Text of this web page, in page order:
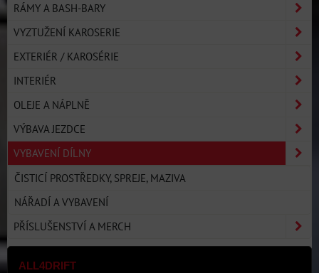
RÁMY A BASH-BARY
VYZTUŽENÍ KAROSERIE
EXTERIÉR / KAROSÉRIE
INTERIÉR
OLEJE A NÁPLNĚ
VÝBAVA JEZDCE
VYBAVENÍ DÍLNY
ČISTICÍ PROSTŘEDKY, SPREJE, MAZIVA
NÁŘADÍ A VYBAVENÍ
PŘÍSLUŠENSTVÍ A MERCH
ALL4DRIFT